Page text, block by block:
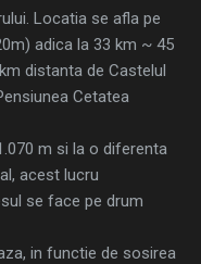
Locatia se afla pe
adica la 33 km ~ 45
distanta de Castelul
Cetatea
m si la o diferenta
acest lucru
se face pe drum
in functie de sosirea